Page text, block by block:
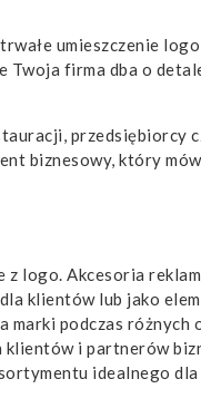
umieszczenie
Twoja firma dba o
przedsiębiorcy
biznesowy, który
z logo. Akcesoria
klientów lub jako
podczas różnych
i partnerów
idealnego